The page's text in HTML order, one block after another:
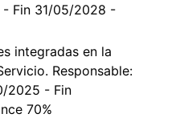
- Fin 31/05/2028 -
integradas en la
Responsable:
2025 - Fin
70%